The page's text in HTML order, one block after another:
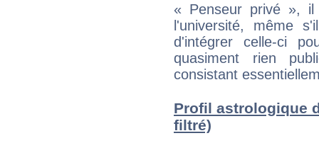
« Penseur privé »,
l'université, même
d'intégrer celle-ci
quasiment rien
consistant
Profil astrologique
filtré)